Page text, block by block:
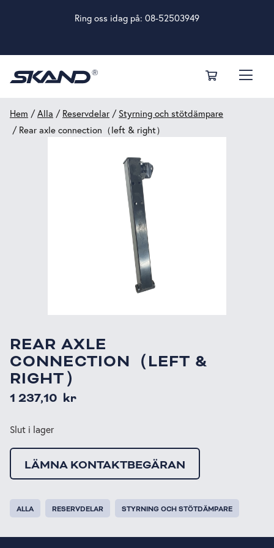
Ring oss idag på: 08-52503949
Hem /Alla / Reservdelar / Styrning och stötdämpare
/ Rear axle connection（left & right）
REAR AXLE
CONNECTION（LEFT &
RIGHT）
1 237,10 kr
Slut i lager
LÄMNA KONTAKTBEGÄRAN
ALLA RESERVDELAR STYRNING OCH STÖTDÄMPARE